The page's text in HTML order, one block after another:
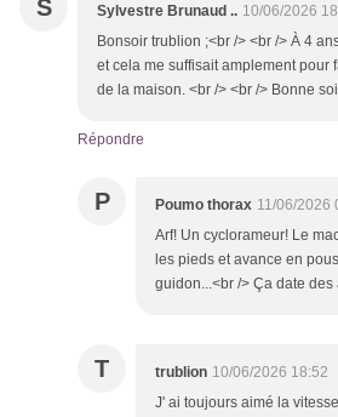
S Sylvestre Brunaud .. 10/06/2026
Bonsoir trublion ;<br /> <br /> À 4
et cela me suffisait amplement pour
de la maison. <br /> <br /> Bonne
Répondre
P Poumo thorax 11/06/2026
Arf! Un cyclorameur! Le
les pieds et avance en
guidon...<br /> Ça date
T trublion 10/06/2026 18:52
J' ai toujours aimé la